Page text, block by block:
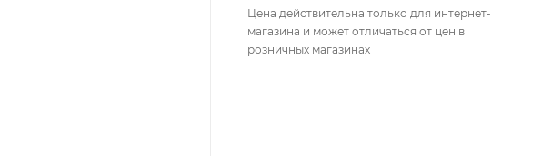
Цена действительна только для интернет-
магазина и может отличаться от цен в
розничных магазинах